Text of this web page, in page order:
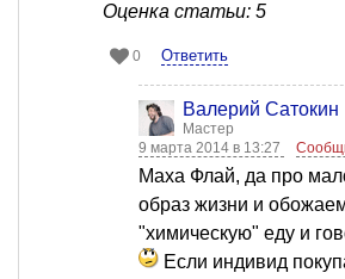
Оценка статьи: 5
0 Ответить
Валерий Сатокин
Мастер
9 марта 2014 в 13:27
Маха Флай, да про
образ жизни и
"химическую" еду и
Если индивид